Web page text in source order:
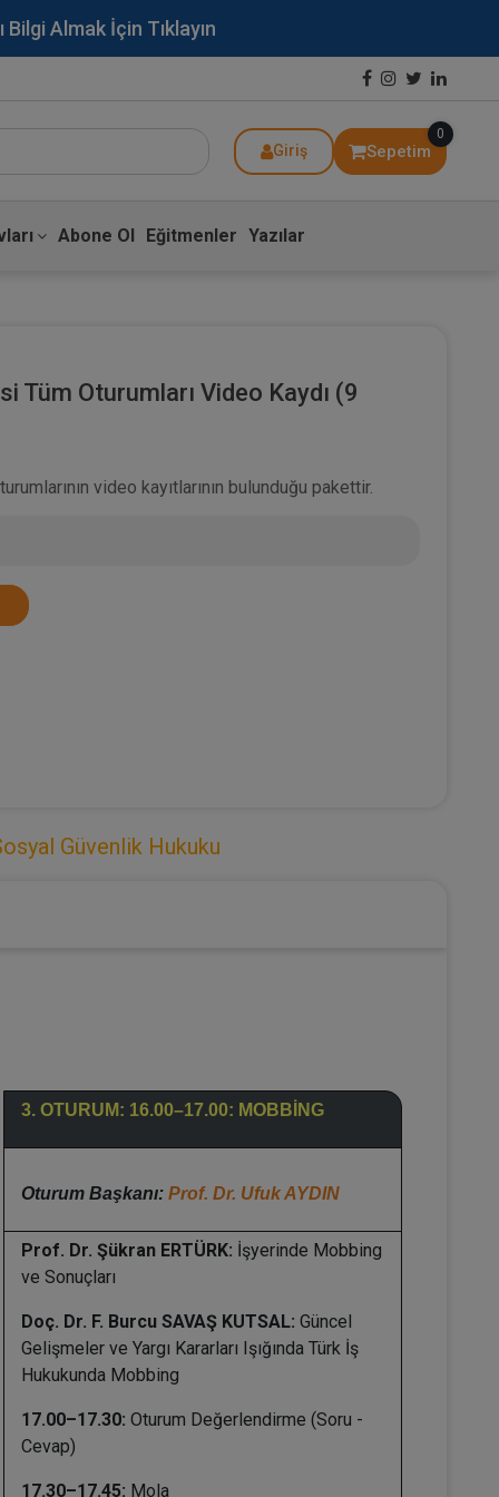
Almak İçin Tıklayın
Giriş Sepetim
0
Abone Ol Eğitmenler Yazılar
Tüm Oturumları Video Kaydı (9
video kayıtlarının bulunduğu pakettir.
Güvenlik Hukuku
3. OTURUM: 16.00–17.00: MOBBİNG
Oturum Başkanı: Prof. Dr. Ufuk AYDIN
Prof. Dr. Şükran ERTÜRK: İşyerinde Mobbing
ve Sonuçları
Doç. Dr. F. Burcu SAVAŞ KUTSAL: Güncel
Gelişmeler ve Yargı Kararları Işığında Türk İş
Hukukunda Mobbing
17.00–17.30: Oturum Değerlendirme (Soru -
Cevap)
17.30–17.45: Mola